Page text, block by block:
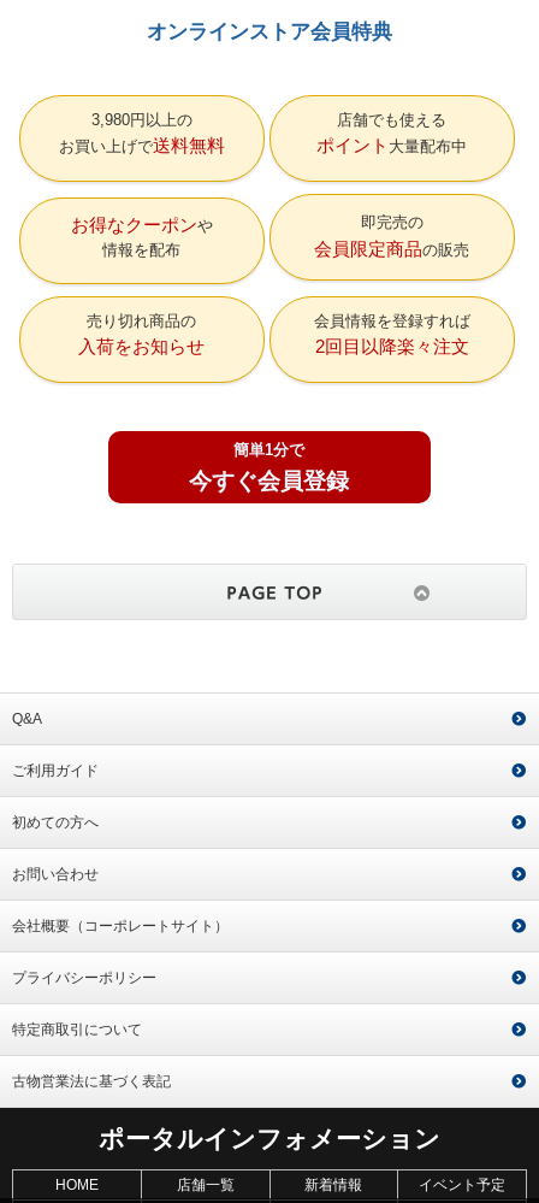
オンラインストア会員特典
3,980円以上の
お買い上げで送料無料
店舗でも使える
ポイント 大量配布中
お得なクーポン
情報を配布
即完売の
会員限定商品の販売
売り切れ商品の
入荷をお知らせ
会員情報を登録すれば
2回目以降楽々注文
簡単1分で
今すぐ会員登録
Q&A
ご利用ガイド
初めての方へ
お問い合わせ
会社概要（コーポレートサイト）
プライバシーポリシー
特定商取引について
古物営業法に基づく表記
ポータルインフォメーション
HOME 店舗一覧 新着情報 イベント予定